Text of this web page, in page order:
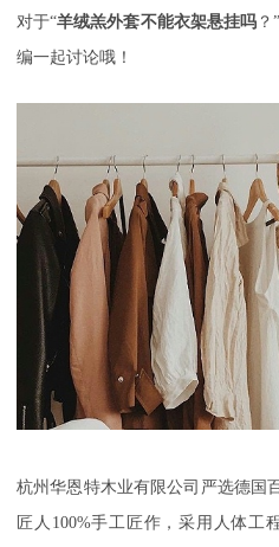
对于“羊绒羔外套不能衣架悬挂吗 ？
编一起讨论哦！
杭州华恩特木业有限公司严选德国
匠人100%手工匠作，采用人体工